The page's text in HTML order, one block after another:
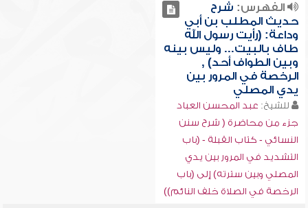
الفهرس: شرح
حديث المطلب بن أبي
وداعة: (رأيت رسول الله
طاف بالبيت... وليس بينه
وبين الطواف أحد) ,
الرخصة في المرور بين
يدي المصلي
للشيخ: عبد المحسن العباد
جزء من محاضرة ( شرح سنن
النسائي - كتاب القبلة - (باب
التشديد في المرور بين يدي
المصلي وبين سترته) إلى (باب
الرخصة في الصلاة خلف النائم))